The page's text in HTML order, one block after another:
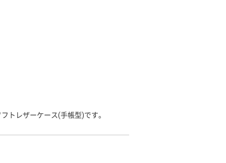
トレザーケース(手帳型)です。